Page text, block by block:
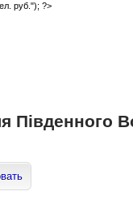
руб."); ?>
Південного